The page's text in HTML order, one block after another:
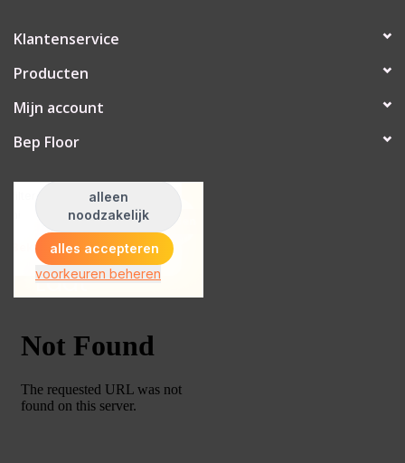
Klantenservice
Producten
Mijn account
Bep Floor